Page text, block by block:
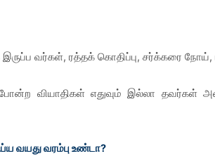
வர்கள், ரத்தக் கொதிப்பு, சர்க்கரை
வியாதிகள் எதுவும் இல்லா தவர்கள்
வயது வரம்பு உண்டா?